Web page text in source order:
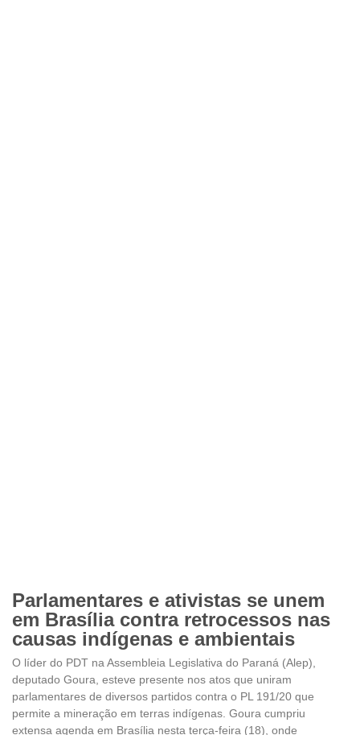
Parlamentares e ativistas se unem
em Brasília contra retrocessos nas
causas indígenas e ambientais
O líder do PDT na Assembleia Legislativa do Paraná (Alep),
deputado Goura, esteve presente nos atos que uniram
parlamentares de diversos partidos contra o PL 191/20 que
permite a mineração em terras indígenas. Goura cumpriu
extensa agenda em Brasília nesta terça-feira (18), onde